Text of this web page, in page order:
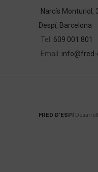
Narcís Monturiol,
Despí, Barcelona
Tel: 609 001 801
Email:
FRED D'ESPÍ